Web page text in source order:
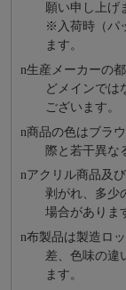
願い申し上げ
※⼊荷時（パ
ます。
n⽣産メーカーの
どメインでは
ございます。
n商品の⾊はブラ
際と若⼲異な
nアクリル商品及
剥がれ、多少
場合がありま
n布製品は製造ロ
差、色味の違
ます。